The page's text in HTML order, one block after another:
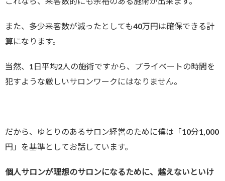
また、多少来客数が減ったとしても40万円は確保できる計
算になります。
当然、1日平均2人の施術ですから、プライベートの時間を
犯すような厳しいサロンワークにはなりません。
だから、ゆとりのあるサロン経営のために僕は「10分1,000
円」を基準としてお話しています。
個人サロンが理想のサロンになるために、越えないといけ